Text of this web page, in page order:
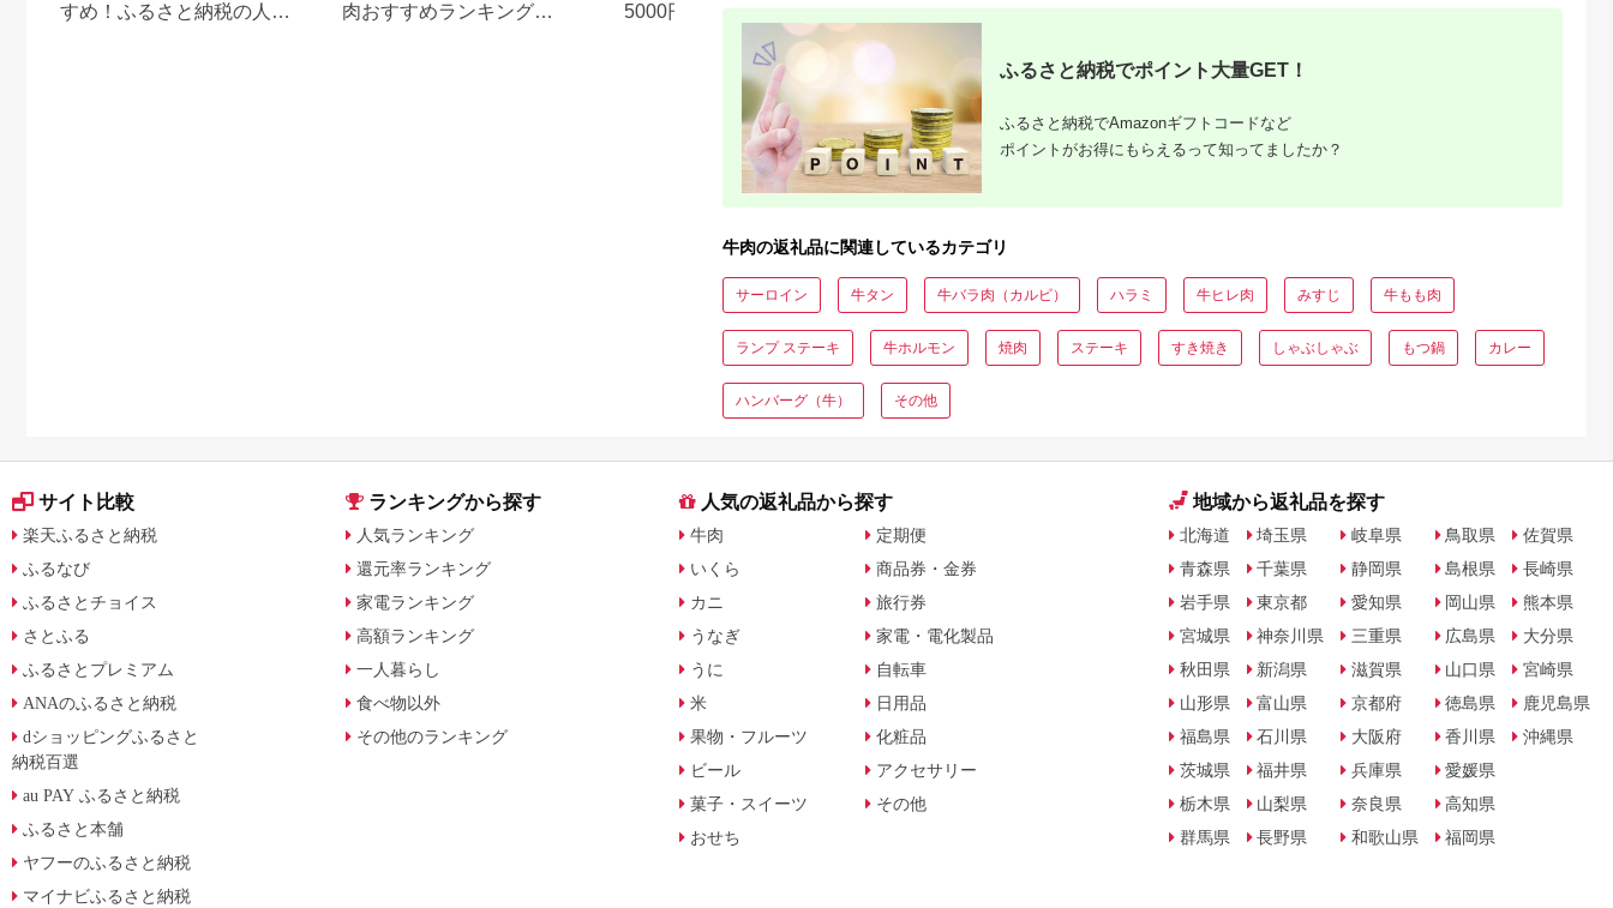
すめ！ふるさと納税の人気
肉おすすめランキング
5000円以下でおすすめ牛肉
＆豚肉ランキング！
納税 還元率ランキング｜高
ふるさと納税でポイント大量GET！
ふるさと納税でAmazonギフトコードなど
ポイントがお得にもらえるって知ってましたか？
牛肉の返礼品に関連しているカテゴリ
サーロイン 牛タン 牛バラ肉（カルビ） ハラミ 牛ヒレ肉 みすじ 牛もも肉
ランプ ステーキ 牛ホルモン 焼肉 ステーキ すき焼き しゃぶしゃぶ もつ鍋 カレー
ハンバーグ（牛） その他
サイト比較
楽天ふるさと納税
ふるなび
ふるさとチョイス
さとふる
ふるさとプレミアム
ANAのふるさと納税
dショッピングふるさと
納税百選
au PAY ふるさと納税
ふるさと本舗
ヤフーのふるさと納税
マイナビふるさと納税
ランキングから探す
人気ランキング
還元率ランキング
家電ランキング
高額ランキング
一人暮らし
食べ物以外
その他のランキング
人気の返礼品から探す
牛肉
いくら
カニ
うなぎ
うに
米
果物・フルーツ
ビール
菓子・スイーツ
おせち
定期便
商品券・金券
旅行券
家電・電化製品
自転車
日用品
化粧品
アクセサリー
その他
地域から返礼品を探す
北海道
青森県
岩手県
宮城県
秋田県
山形県
福島県
茨城県
栃木県
群馬県
埼玉県
千葉県
東京都
神奈川県
新潟県
富山県
石川県
福井県
山梨県
長野県
岐阜県
静岡県
愛知県
三重県
滋賀県
京都府
大阪府
兵庫県
奈良県
和歌山県
鳥取県
島根県
岡山県
広島県
山口県
徳島県
香川県
愛媛県
高知県
福岡県
佐賀県
長崎県
熊本県
大分県
宮崎県
鹿児島県
沖縄県